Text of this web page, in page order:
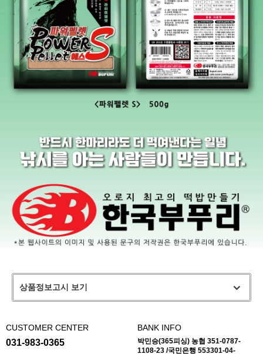
상품정보고시 보기
CUSTOMER CENTER
031-983-0365
BANK INFO
박민승(365피싱) 농협 351-0787-
1108-23 /국민은행 553301-04-